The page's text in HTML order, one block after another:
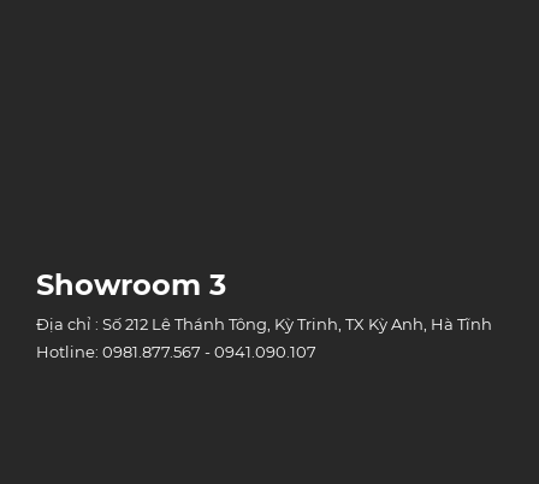
Showroom 3
Địa chỉ : Số 212 Lê Thánh Tông, Kỳ Trinh, TX Kỳ Anh, Hà Tĩnh
Hotline: 0981.877.567 - 0941.090.107